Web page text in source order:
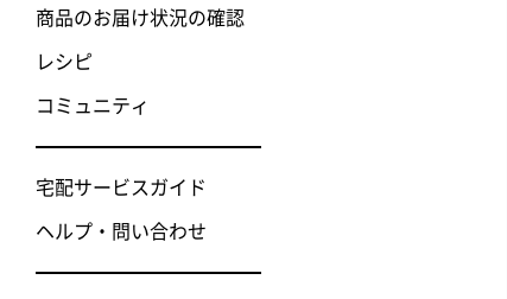
商品のお届け状況の確認
レシピ
コミュニティ
宅配サービスガイド
ヘルプ・問い合わせ